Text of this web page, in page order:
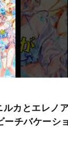
ルカとエレノ
チバケーショ